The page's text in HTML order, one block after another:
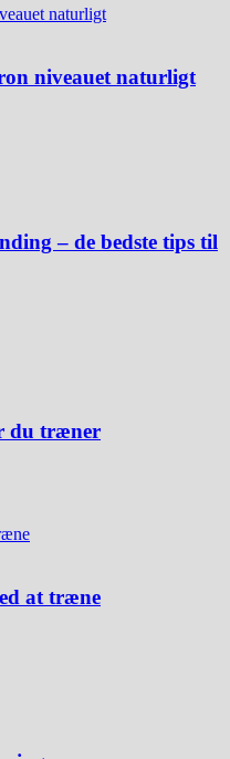
niveauet naturligt
– de bedste tips til
du træner
at træne